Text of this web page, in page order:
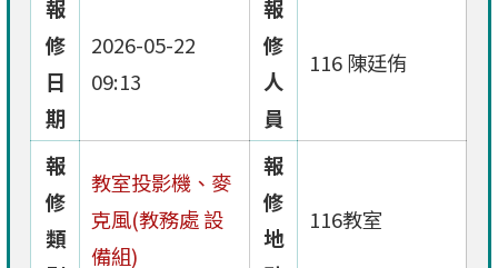
報
修
日
期
2026-05-22
09:13
報
修
人
員
116 陳廷侑
報
修
類
教室投影機、麥
克風(教務處 設
備組)
報
修
地
116教室